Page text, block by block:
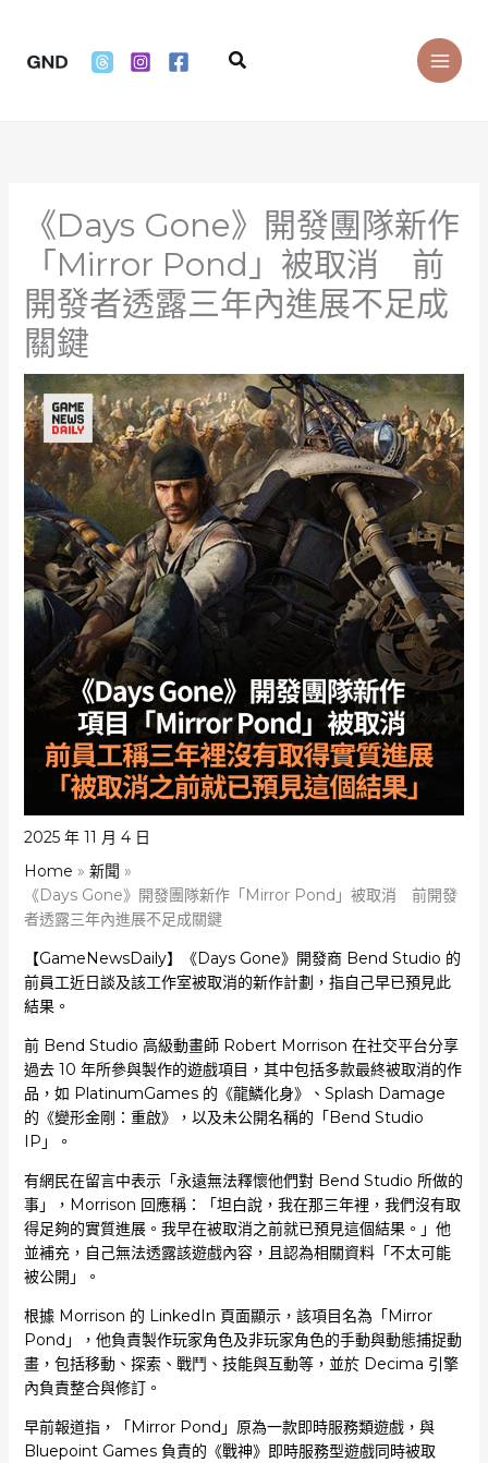
content
Search
《Days Gone》開發團隊新作
「Mirror Pond」被取消 前
開發者透露三年內進展不足成
關鍵
2025 年 11 月 4 日
Home
新聞
《Days Gone》開發團隊新作「Mirror Pond」被取消 前開發
者透露三年內進展不足成關鍵
【GameNewsDaily】《Days Gone》開發商 Bend Studio 的
前員工近日談及該工作室被取消的新作計劃，指自己早已預見此
結果。
前 Bend Studio 高級動畫師 Robert Morrison 在社交平台分享
過去 10 年所參與製作的遊戲項目，其中包括多款最終被取消的作
品，如 PlatinumGames 的《龍鱗化身》、Splash Damage
的《變形金剛：重啟》，以及未公開名稱的「Bend Studio
IP」。
有網民在留言中表示「永遠無法釋懷他們對 Bend Studio 所做的
事」，Morrison 回應稱：「坦白說，我在那三年裡，我們沒有取
得足夠的實質進展。我早在被取消之前就已預見這個結果。」他
並補充，自己無法透露該遊戲內容，且認為相關資料「不太可能
被公開」。
根據 Morrison 的 LinkedIn 頁面顯示，該項目名為「Mirror
Pond」，他負責製作玩家角色及非玩家角色的手動與動態捕捉動
畫，包括移動、探索、戰鬥、技能與互動等，並於 Decima 引擎
內負責整合與修訂。
早前報道指，「Mirror Pond」原為一款即時服務類遊戲，與
Bluepoint Games 負責的《戰神》即時服務型遊戲同時被取